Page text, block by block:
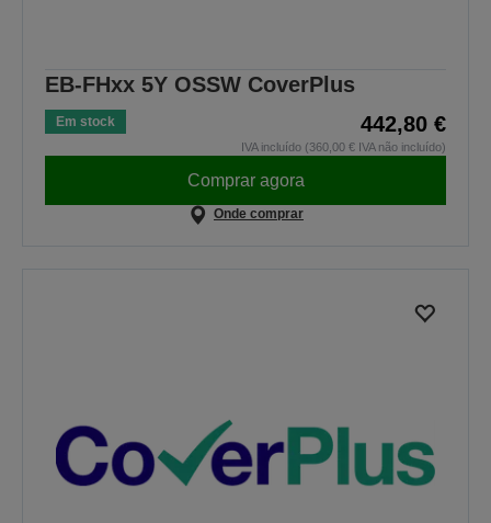
EB-FHxx 5Y OSSW CoverPlus
Em stock 442,80 €
IVA incluído (360,00 € IVA não incluído)
Comprar agora
Onde comprar